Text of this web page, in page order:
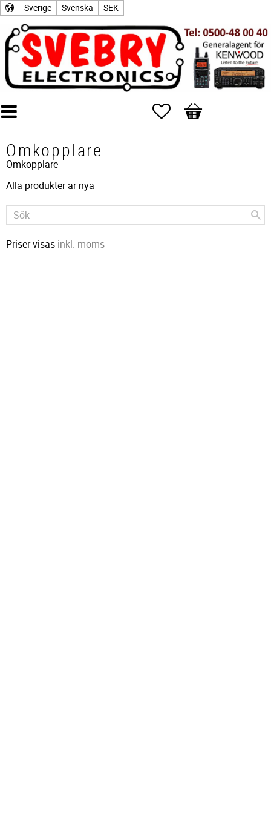
Sverige Svenska SEK
Favoriter
Kundvagn
Omkopplare
Omkopplare
Alla produkter är nya
Priser visas inkl. moms